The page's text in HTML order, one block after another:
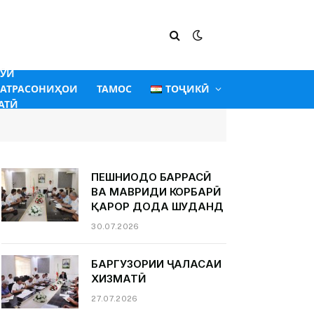
ТАМОС ТОҶИКӢ
ПЕШНИҲОДҲО БАРРАСӢ
ВА МАВРИДИ КОРБАРӢ
ҚАРОР ДОДА ШУДАНД
30.07.2026
БАРГУЗОРИИ ҶАЛАСАИ
ХИЗМАТӢ
27.07.2026